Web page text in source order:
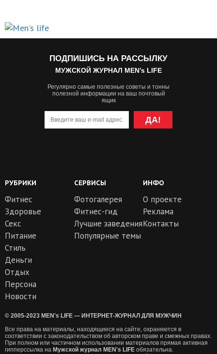
ПОДПИШИСЬ НА РАССЫЛКУ
МУЖСКОЙ ЖУРНАЛ MEN’s LIFE
Регулярно самые полезные советы и тонны
полезной информации на ваш почтовый
ящик
ДА!
РУБРИКИ
Фитнес
Здоровье
Секс
Питание
Стиль
Деньги
Отдых
Персона
Новости
СЕРВИСЫ
Фотогалерея
Фитнес-гид
Лучшие заведения
Популярные темы
ИНФО
О проекте
Реклама
Контакты
© 2005-2023 MEN's LIFE — ИНТЕРНЕТ-ЖУРНАЛ ДЛЯ МУЖЧИН
Все права на материалы, находящиеся на сайте, охраняются в
соответствии с законодательством об авторском праве и смежных правах.
При полном или частичном использовании материалов прямая активная
гипперссылка на Мужской журнал MEN's LIFE обязательна.